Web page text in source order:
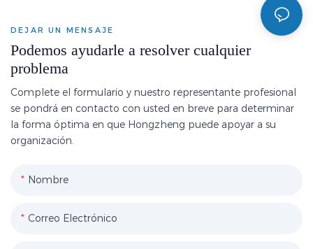
DEJAR UN MENSAJE
Podemos ayudarle a resolver cualquier
problema
Complete el formulario y nuestro representante profesional
se pondrá en contacto con usted en breve para determinar
la forma óptima en que Hongzheng puede apoyar a su
organización.
Nombre
Correo Electrónico